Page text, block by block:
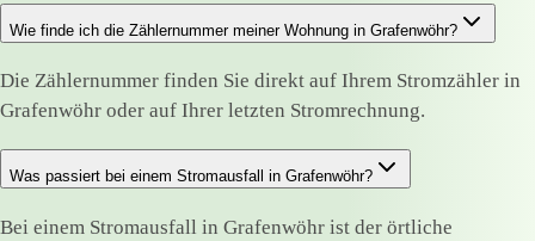
Wie finde ich die Zählernummer meiner Wohnung in Grafenwöhr?
Die Zählernummer finden Sie direkt auf Ihrem Stromzähler in
Grafenwöhr oder auf Ihrer letzten Stromrechnung.
Was passiert bei einem Stromausfall in Grafenwöhr?
Bei einem Stromausfall in Grafenwöhr ist der örtliche